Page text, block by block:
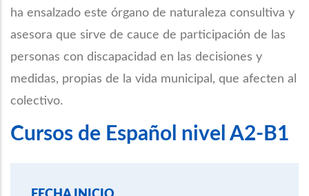
ha ensalzado este órgano de naturaleza consultiva y
asesora que sirve de cauce de participación de las
personas con discapacidad en las decisiones y
medidas, propias de la vida municipal, que afecten al
colectivo.
Cursos de Español nivel A2-B1